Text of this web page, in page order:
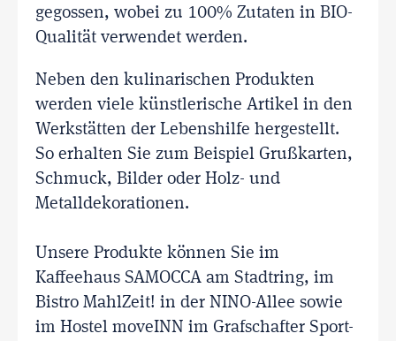
gegossen, wobei zu 100% Zutaten in BIO-
Qualität verwendet werden.
Neben den kulinarischen Produkten
werden viele künstlerische Artikel in den
Werkstätten der Lebenshilfe hergestellt.
So erhalten Sie zum Beispiel Grußkarten,
Schmuck, Bilder oder Holz- und
Metalldekorationen.
Unsere Produkte können Sie im
Kaffeehaus SAMOCCA am Stadtring, im
Bistro MahlZeit! in der NINO-Allee sowie
im Hostel moveINN im Grafschafter Sport-